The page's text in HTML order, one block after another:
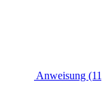
Anweisung